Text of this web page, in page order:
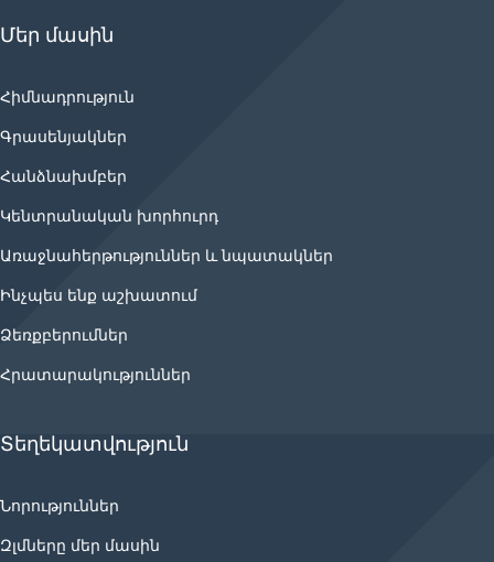
Մեր մասին
Հիմնադրություն
Գրասենյակներ
Հանձնախմբեր
Կենտրանական խորհուրդ
Առաջնահերթություններ և նպատակներ
Ինչպես ենք աշխատում
Ձեռքբերումներ
Հրատարակություններ
Տեղեկատվություն
Նորություններ
Զլմները մեր մասին